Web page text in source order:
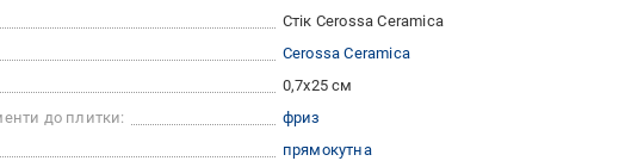
Стік Cerossa Ceramica
Cerossa Ceramica
0,7x25 см
до плитки:
фриз
прямокутна